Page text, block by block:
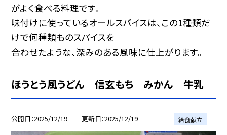
がよく食べる料理です。
味付けに使っているオールスパイスは、この1種類だ
けで何種類ものスパイスを
合わせたような、深みのある風味に仕上がります。
ほうとう風うどん 信玄もち みかん 牛乳
公開日 2025/12/19 更新日 2025/12/19 給食献立